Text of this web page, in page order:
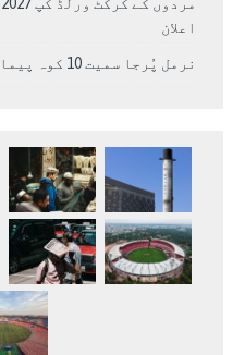
اعلان
نرمل پُرجا سمیت 10 کوہ پیما براڈ پیک پر لاپتہ